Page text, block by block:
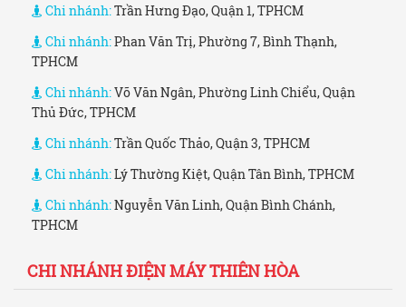
Chi nhánh:Trần Hưng Đạo, Quận 1, TPHCM
Chi nhánh:Phan Văn Trị, Phường 7, Bình Thạnh,
TPHCM
Chi nhánh:Võ Văn Ngân, Phường Linh Chiểu, Quận
Thủ Đức, TPHCM
Chi nhánh:Trần Quốc Thảo, Quận 3, TPHCM
Chi nhánh:Lý Thường Kiệt, Quận Tân Bình, TPHCM
Chi nhánh:Nguyễn Văn Linh, Quận Bình Chánh,
TPHCM
CHI NHÁNH ĐIỆN MÁY THIÊN HÒA